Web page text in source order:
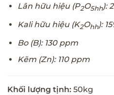
Lân hữu hiệu (P2O5hh):
Kali hữu hiệu (K2Ohh):
Bo (B): 130 ppm
Kẽm (Zn): 110 ppm
Khối lượng tịnh: 50kg